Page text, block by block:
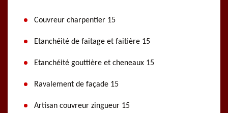
Couvreur charpentier 15
Etanchéité de faitage et faitière 15
Etanchéité gouttière et cheneaux 15
Ravalement de façade 15
Artisan couvreur zingueur 15